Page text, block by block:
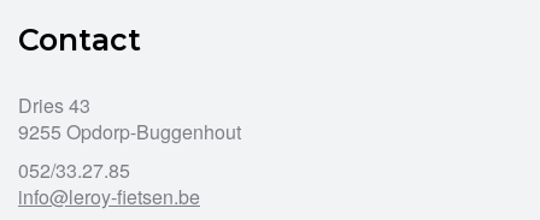
Contact
Dries 43
9255 Opdorp-Buggenhout
052/33.27.85
info@leroy-fietsen.be